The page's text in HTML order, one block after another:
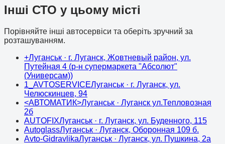
Інші СТО у цьому місті
Порівняйте інші автосервіси та оберіть зручний за
розташуванням.
+Луганськ · г. Луганск, Жовтневый район, ул.
Путейная 4 (р-н супермаркета "Абсолют"
(Универсам))
1_AVTOSERVICEЛуганськ · г. Луганск, ул.
Челюскинцев, 94
<АВТОМАТИК>Луганськ · Луганск ул.Тепловозная
2б
AUTOFIXЛуганськ · г. Луганск, ул. Буденного, 115
AutoglassЛуганськ · Луганск, Оборонная 109 б.
Avto-GidravlikaЛуганськ · Луганск, ул. Пушкина, 2а